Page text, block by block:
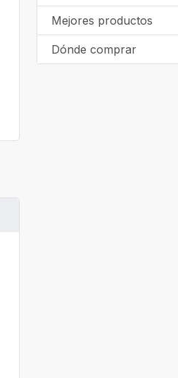
Mejores productos
Dónde comprar